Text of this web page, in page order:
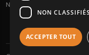
Nous contacter
NON CLASSIFIÉS
ACCEPTER TOUT